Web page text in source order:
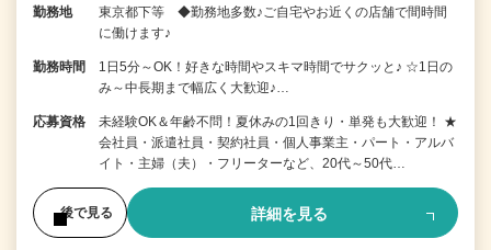
勤務地
東京都下等 ◆勤務地多数♪ご自宅やお近くの店舗で間時間
に働けます♪
勤務時間
1日5分～OK！好きな時間やスキマ時間でサクッと♪ ☆1日の
み～中長期まで幅広く大歓迎♪…
応募資格
未経験OK＆年齢不問！夏休みの1回きり・単発も大歓迎！ ★
会社員・派遣社員・契約社員・個人事業主・パート・アルバ
イト・主婦（夫）・フリーターなど、20代～50代…
後で見る 詳細を見る